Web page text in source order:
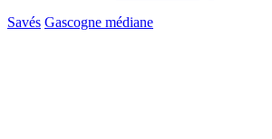
Savés Gascogne médiane